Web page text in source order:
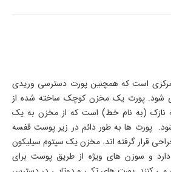
مرکزی است که همچنین پورت دسترسی وریدی
­شود. پورت یک مخزن کوچک ساخته شده از
نازک (به نام خط) است که از مخزن به یک
پورت­ ها به­ طور دائم در زیر پوست قفسه
قرار گرفته ­اند. مخزن یک سپتوم سیلیکون
و سوزن­ های ویژه از طریق پوست برای